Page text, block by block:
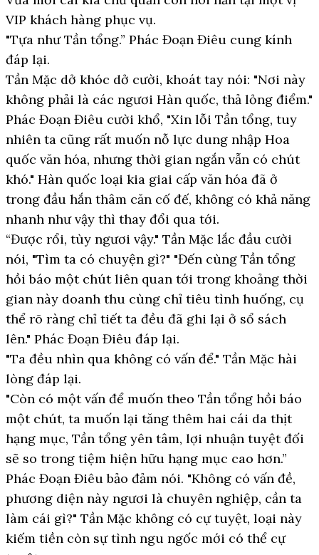
VIP khách hàng phục vụ.
"Tựa như Tần tổng.” Phác Đoạn Điêu cung kính
đáp lại.
Tần Mặc dở khóc dở cười, khoát tay nói: "Nơi này
không phải là các ngươi Hàn quốc, thả lỏng điểm."
Phác Đoạn Điêu cười khổ, "Xin lỗi Tần tổng, tuy
nhiên ta cũng rất muốn nỗ lực dung nhập Hoa
quốc văn hóa, nhưng thời gian ngắn vẫn có chút
khó." Hàn quốc loại kia giai cấp văn hóa đã ở
trong đầu hắn thâm căn cố đế, không có khả năng
nhanh như vậy thì thay đổi qua tới.
“Được rổi, tùy ngươi vậy." Tần Mặc lắc đầu cười
nói, "Tìm ta có chuyện gì?" "Đến cùng Tần tổng
hồi báo một chút liên quan tới trong khoảng thời
gian này doanh thu cùng chỉ tiêu tình huống, cụ
thể rõ ràng chỉ tiết ta đều đã ghi lại ở sổ sách
lên." Phác Đoạn Điêu đáp lại.
"Ta đều nhìn qua không có vấn để." Tần Mặc hài
lòng đáp lại.
"Còn có một vấn để muốn theo Tần tổng hồi báo
một chút, ta muốn lại tăng thêm hai cái da thịt
hạng mục, Tần tổng yên tâm, lợi nhuận tuyệt đối
sẽ so trong tiệm hiện hữu hạng mục cao hơn.”
Phác Đoạn Điêu bảo đảm nói. "Không có vấn đề,
phương diện này ngươi là chuyên nghiệp, cần ta
làm cái gì?" Tần Mặc không có cự tuyệt, loại này
kiếm tiền còn sự tình ngu ngốc mới có thể cự